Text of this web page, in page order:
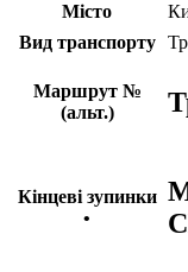
Місто
Вид транспорту
Маршрут №
(альт.)
Кінцеві зупинки
•